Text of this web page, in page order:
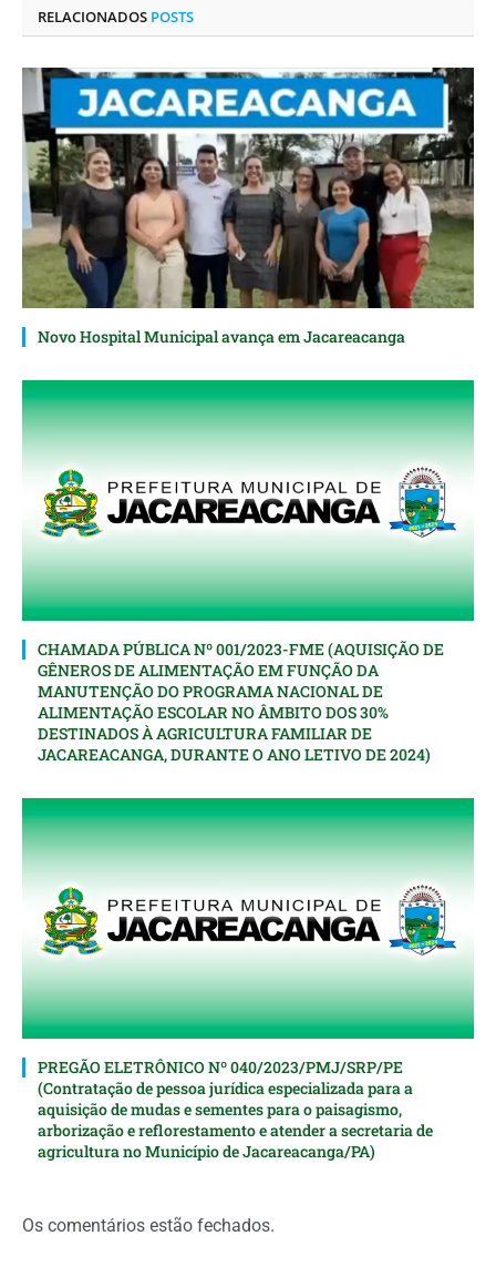
RELACIONADOS POSTS
Novo Hospital Municipal avança em Jacareacanga
CHAMADA PÚBLICA Nº 001/2023-FME (AQUISIÇÃO DE
GÊNEROS DE ALIMENTAÇÃO EM FUNÇÃO DA
MANUTENÇÃO DO PROGRAMA NACIONAL DE
ALIMENTAÇÃO ESCOLAR NO ÂMBITO DOS 30%
DESTINADOS À AGRICULTURA FAMILIAR DE
JACAREACANGA, DURANTE O ANO LETIVO DE 2024)
PREGÃO ELETRÔNICO Nº 040/2023/PMJ/SRP/PE
(Contratação de pessoa jurídica especializada para a
aquisição de mudas e sementes para o paisagismo,
arborização e reflorestamento e atender a secretaria de
agricultura no Município de Jacareacanga/PA)
Os comentários estão fechados.